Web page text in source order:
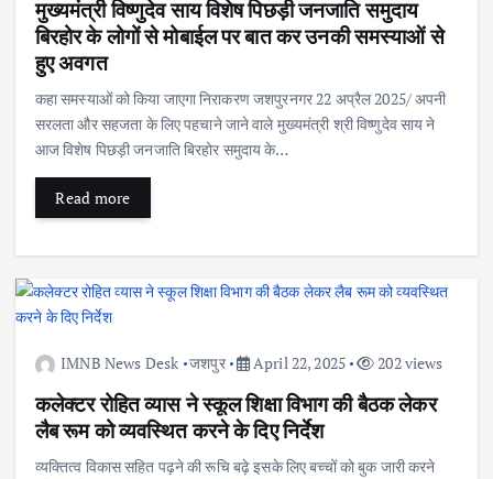
मुख्यमंत्री विष्णुदेव साय विशेष पिछड़ी जनजाति समुदाय
बिरहोर के लोगों से मोबाईल पर बात कर उनकी समस्याओं से
हुए अवगत
कहा समस्याओं को किया जाएगा निराकरण जशपुरनगर 22 अप्रैल 2025/ अपनी
सरलता और सहजता के लिए पहचाने जाने वाले मुख्यमंत्री श्री विष्णुदेव साय ने
आज विशेष पिछड़ी जनजाति बिरहोर समुदाय के…
Read more
IMNB News Desk जशपुर April 22, 2025 202 views
कलेक्टर रोहित व्यास ने स्कूल शिक्षा विभाग की बैठक लेकर
लैब रूम को व्यवस्थित करने के दिए निर्देश
व्यक्तित्व विकास सहित पढ़ने की रूचि बढ़े इसके लिए बच्चों को बुक जारी करने